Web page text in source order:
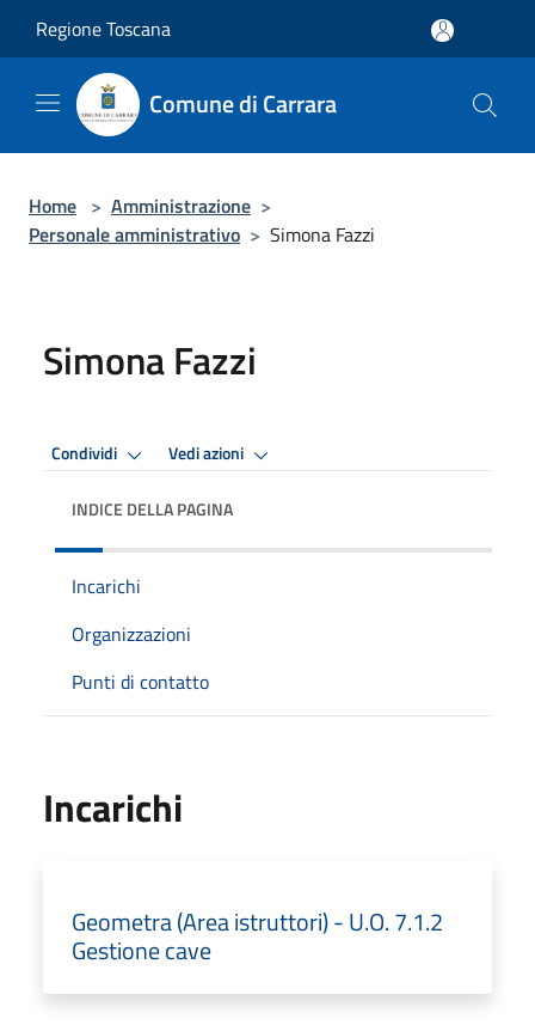
Regione Toscana
Comune di Carrara
Home > Amministrazione >
Personale amministrativo > Simona Fazzi
Simona Fazzi
Condividi Vedi azioni
INDICE DELLA PAGINA
Incarichi
Organizzazioni
Punti di contatto
Incarichi
Geometra (Area istruttori) - U.O. 7.1.2
Gestione cave